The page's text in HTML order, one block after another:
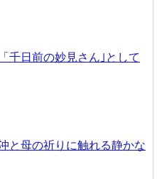
千日前の妙見さん｣として
と母の祈りに触れる静かな